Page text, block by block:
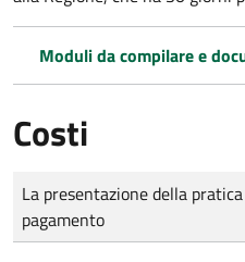
Moduli da compilare e
Costi
Tipo di pagamento
Importo
La presentazione della
pagamento